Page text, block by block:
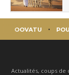
OOVATU
Actualités, coups